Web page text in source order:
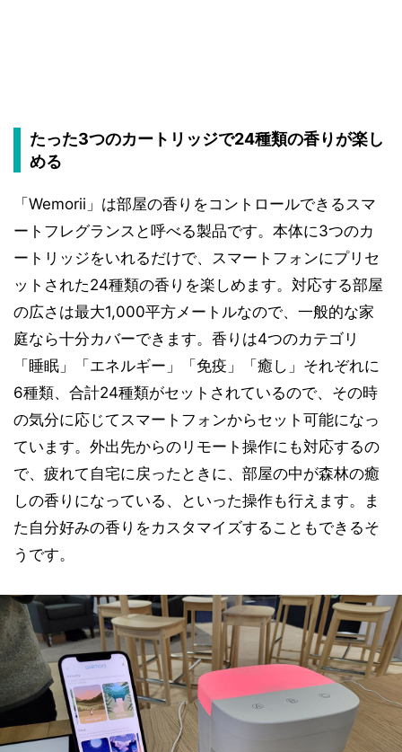
たった3つのカートリッジで24種類の香りが楽し
める
「Wemorii」は部屋の香りをコントロールできるスマ
ートフレグランスと呼べる製品です。本体に3つのカ
ートリッジをいれるだけで、スマートフォンにプリセ
ットされた24種類の香りを楽しめます。対応する部屋
の広さは最大1,000平方メートルなので、一般的な家
庭なら十分カバーできます。香りは4つのカテゴリ
「睡眠」「エネルギー」「免疫」「癒し」それぞれに
6種類、合計24種類がセットされているので、その時
の気分に応じてスマートフォンからセット可能になっ
ています。外出先からのリモート操作にも対応するの
で、疲れて自宅に戻ったときに、部屋の中が森林の癒
しの香りになっている、といった操作も行えます。ま
た自分好みの香りをカスタマイズすることもできるそ
うです。